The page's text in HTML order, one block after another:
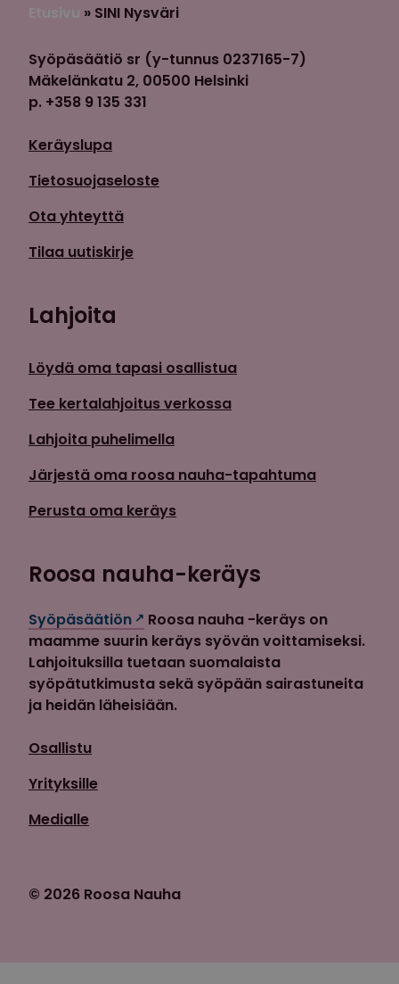
» SINI Nysväri
Syöpäsäätiö sr (y-tunnus 0237165-7)
Mäkelänkatu 2, 00500 Helsinki
p. +358 9 135 331
Keräyslupa
Tietosuojaseloste
Ota yhteyttä
Tilaa uutiskirje
Lahjoita
Löydä oma tapasi osallistua
Tee kertalahjoitus verkossa
Lahjoita puhelimella
Järjestä oma roosa nauha-tapahtuma
Perusta oma keräys
Roosa nauha-keräys
Syöpäsäätiön
Roosa nauha -keräys on
maamme suurin keräys syövän voittamiseksi.
Lahjoituksilla tuetaan suomalaista
syöpätutkimusta sekä syöpään sairastuneita
ja heidän läheisiään.
Osallistu
Yrityksille
Medialle
© 2026 Roosa Nauha